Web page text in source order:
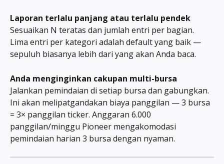
Laporan terlalu panjang atau terlalu pendek
Sesuaikan N teratas dan jumlah entri per bagian.
Lima entri per kategori adalah default yang baik —
sepuluh biasanya lebih dari yang akan Anda baca.
Anda menginginkan cakupan multi-bursa
Jalankan pemindaian di setiap bursa dan gabungkan.
Ini akan melipatgandakan biaya panggilan — 3 bursa
= 3× panggilan ticker. Anggaran 6.000
panggilan/minggu Pioneer mengakomodasi
pemindaian harian 3 bursa dengan nyaman.